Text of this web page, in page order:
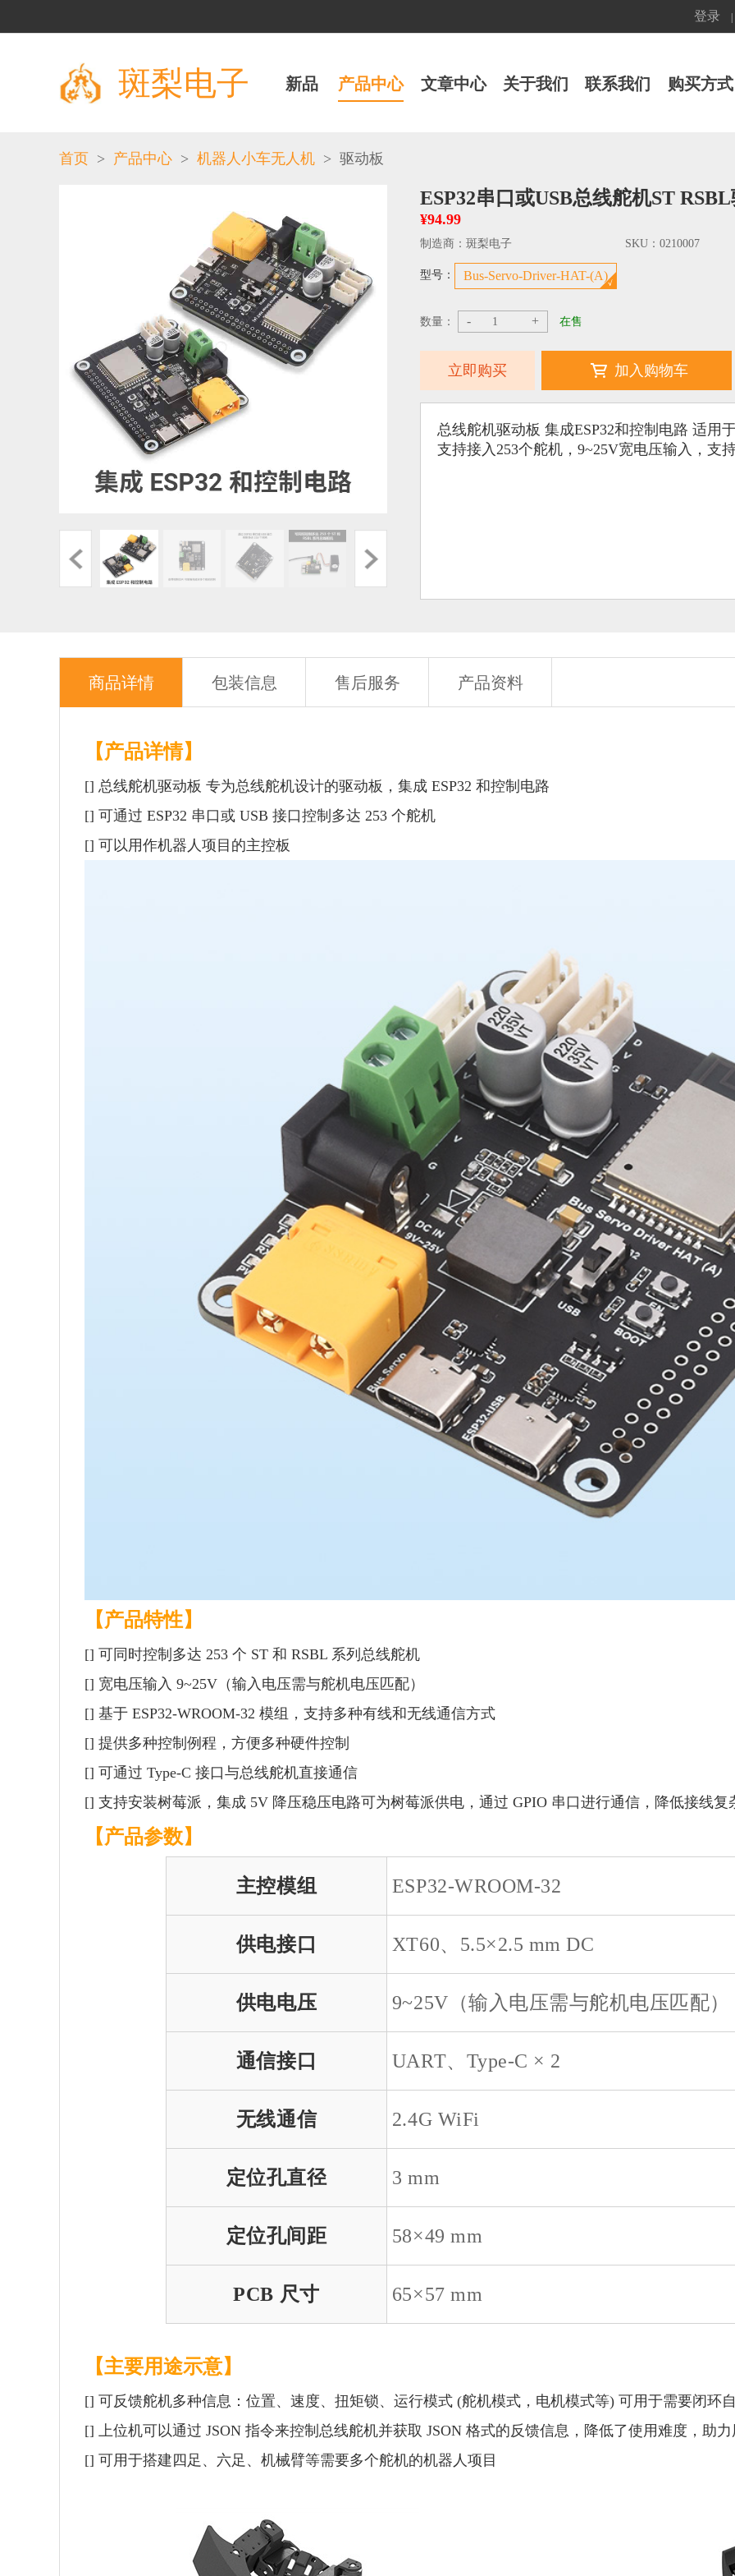
登录
斑梨电子 新品 产品中心 文章中心 关于我们 联系我们 购买方式
首页 > 产品中心 > 机器人小车无人机 > 驱动板
ESP32串口或USB总线舵机ST
¥94.99
制造商： 斑梨电子 SKU： 0210007
型号： Bus-Servo-Driver-HAT-(A)
数量： - + 在售
立即购买 加入购物车
总线舵机驱动板 集成ESP32和控制电路 适用
支持接入253个舵机，9~25V宽电压输入，支
商品详情 包装信息 售后服务 产品资料
【产品详情】
[] 总线舵机驱动板 专为总线舵机设计的驱动板，集成 ESP32 和控制电路
[] 可通过 ESP32 串口或 USB 接口控制多达 253 个舵机
[] 可以用作机器人项目的主控板
【产品特性】
[] 可同时控制多达 253 个 ST 和 RSBL 系列总线舵机
[] 宽电压输入 9~25V（输入电压需与舵机电压匹配）
[] 基于 ESP32-WROOM-32 模组，支持多种有线和无线通信方式
[] 提供多种控制例程，方便多种硬件控制
[] 可通过 Type-C 接口与总线舵机直接通信
[] 支持安装树莓派，集成 5V 降压稳压电路可为树莓派供电，通过 GPIO 串口进行通信，降低接线复
【产品参数】
主控模组 ESP32-WROOM-32
供电接口 XT60、5.5×2.5 mm DC
供电电压 9~25V（输入电压需与舵机电压匹配）
通信接口 UART、Type-C × 2
无线通信 2.4G WiFi
定位孔直径 3 mm
定位孔间距 58×49 mm
PCB 尺寸 65×57 mm
【主要用途示意】
[] 可反馈舵机多种信息：位置、速度、扭矩锁、运行模式 (舵机模式，电机模式等) 可用于需要闭环
[] 上位机可以通过 JSON 指令来控制总线舵机并获取 JSON 格式的反馈信息，降低了使用难度，助
[] 可用于搭建四足、六足、机械臂等需要多个舵机的机器人项目